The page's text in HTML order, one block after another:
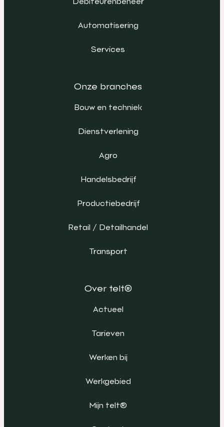
Automatisering
Services
Onze branches
Bouw en techniek
Dienstverlening
Agro
Handelsbedrijf
Productiebedrijf
Retail / Detailhandel
Transport
Over telt®
Actueel
Tarieven
Werken bij
Werkgebied
Mijn telt®